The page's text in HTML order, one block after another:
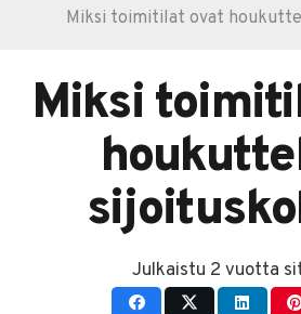
Miksi toimitilat ovat
Miksi
Julkaistu 2 vuotta